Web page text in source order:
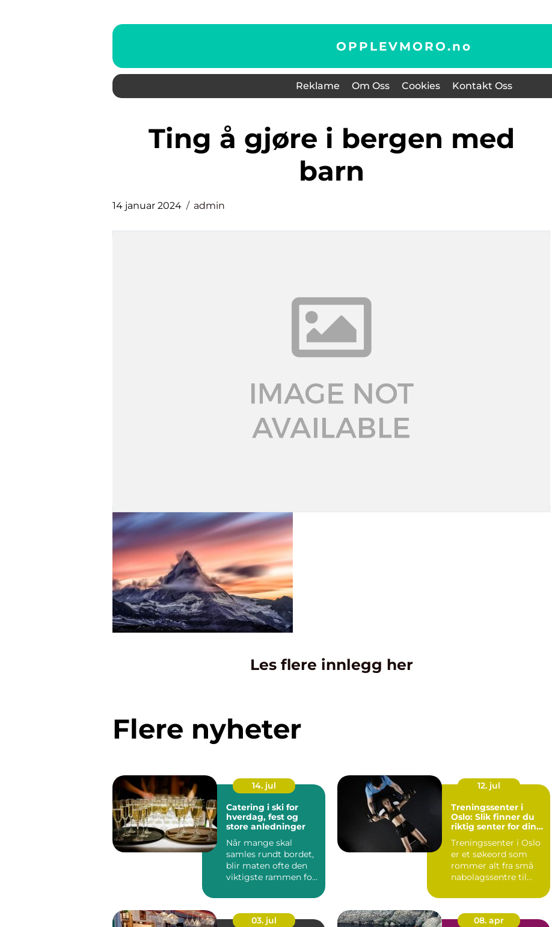
OPPLEVMORO.no
Reklame Om Oss Cookies Kontakt Oss
ting å gjøre i bergen med
barn
14 januar 2024 admin
Les flere innlegg her
Flere nyheter
14. jul
Catering i ski for
hverdag, fest og
store anledninger
Når mange skal
samles rundt bordet,
blir maten ofte den
viktigste rammen for
Ski...
12. jul
Treningssenter i
Oslo: Slik finner du
riktig senter for dine
Treningssenter i Oslo
er et søkeord som
rommer alt fra små
nabolagssentre til
03. jul
08. apr